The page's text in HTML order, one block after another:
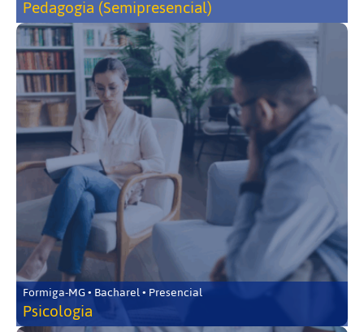
Pedagogia (Semipresencial)
Formiga-MG • Bacharel • Presencial
Psicologia